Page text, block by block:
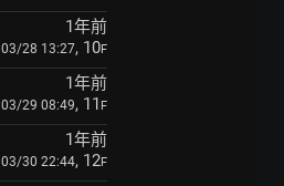
1年前
03/28 13:27, 10F
1年前
03/29 08:49, 11 F
1年前
03/30 22:44, 12F